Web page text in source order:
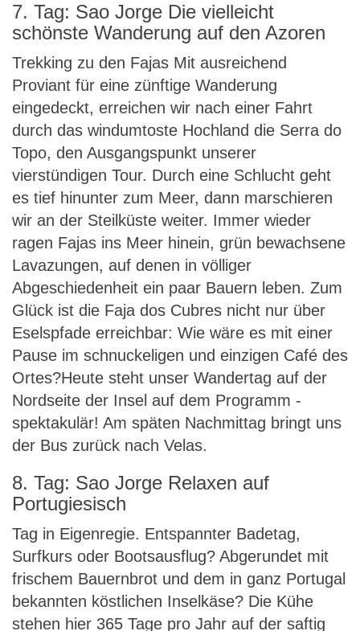
7. Tag: Sao Jorge Die vielleicht
schönste Wanderung auf den Azoren
Trekking zu den Fajas Mit ausreichend
Proviant für eine zünftige Wanderung
eingedeckt, erreichen wir nach einer Fahrt
durch das windumtoste Hochland die Serra do
Topo, den Ausgangspunkt unserer
vierstündigen Tour. Durch eine Schlucht geht
es tief hinunter zum Meer, dann marschieren
wir an der Steilküste weiter. Immer wieder
ragen Fajas ins Meer hinein, grün bewachsene
Lavazungen, auf denen in völliger
Abgeschiedenheit ein paar Bauern leben. Zum
Glück ist die Faja dos Cubres nicht nur über
Eselspfade erreichbar: Wie wäre es mit einer
Pause im schnuckeligen und einzigen Café des
Ortes?Heute steht unser Wandertag auf der
Nordseite der Insel auf dem Programm -
spektakulär! Am späten Nachmittag bringt uns
der Bus zurück nach Velas.
8. Tag: Sao Jorge Relaxen auf
Portugiesisch
Tag in Eigenregie. Entspannter Badetag,
Surfkurs oder Bootsausflug? Abgerundet mit
frischem Bauernbrot und dem in ganz Portugal
bekannten köstlichen Inselkäse? Die Kühe
stehen hier 365 Tage pro Jahr auf der saftig